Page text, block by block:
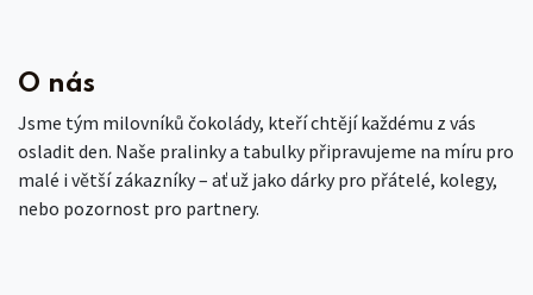
O nás
Jsme tým milovníků čokolády, kteří chtějí každému z vás
osladit den. Naše pralinky a tabulky připravujeme na míru pro
malé i větší zákazníky – ať už jako dárky pro přátelé, kolegy,
nebo pozornost pro partnery.